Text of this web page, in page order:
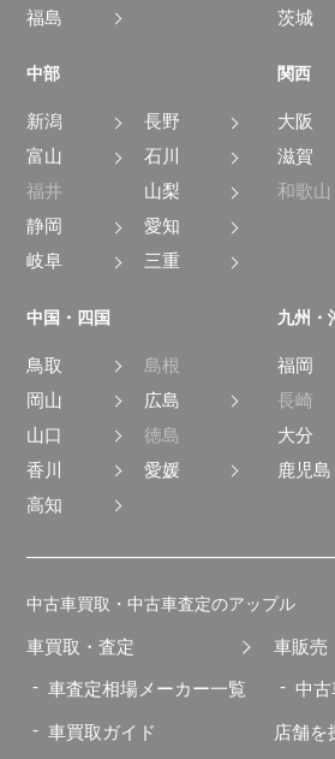
福島
茨城
中部
新潟
長野
富山
石川
福井
山梨
静岡
愛知
岐阜
三重
関西
大阪
滋賀
和歌山
中国・四国
鳥取
島根
岡山
広島
山口
徳島
香川
愛媛
高知
九州・
福岡
長崎
大分
鹿児島
中古車買取・中古車査定のアップル
車買取・査定
車査定相場メーカー一覧
車買取ガイド
車販売
中
店舗を